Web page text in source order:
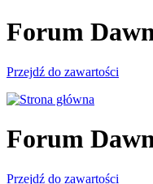
Forum
Przejdź do zawartości
Forum
Przejdź do zawartości